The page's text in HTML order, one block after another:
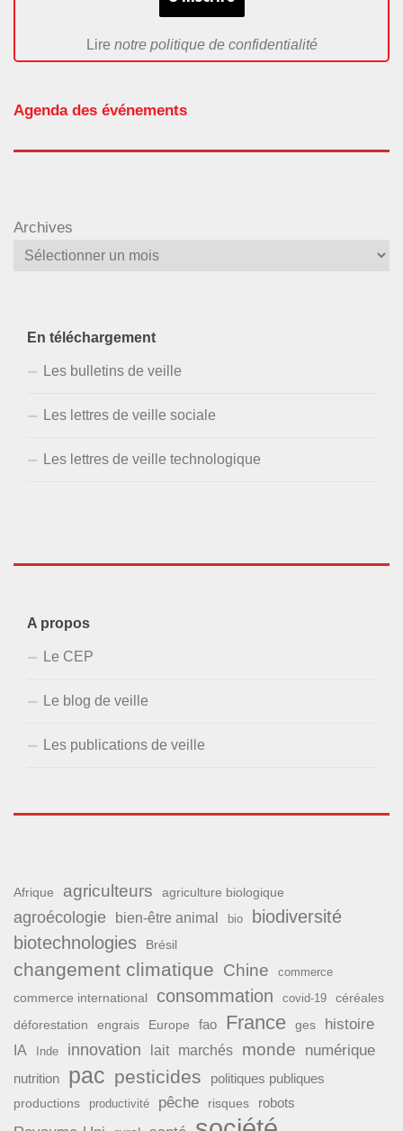
Lire notre politique de confidentialité
Agenda des événements
Archives
En téléchargement
Les bulletins de veille
Les lettres de veille sociale
Les lettres de veille technologique
A propos
Le CEP
Le blog de veille
Les publications de veille
Afrique agriculteurs agriculture biologique
agroécologie bien-être animal bio
biodiversité
biotechnologies
Brésil
changement climatique Chine commerce
commerce international consommation covid-19 céréales
déforestation engrais Europe fao France ges histoire
IA Inde innovation lait marchés monde numérique
nutrition pac pesticides politiques publiques
productions productivité pêche risques robots